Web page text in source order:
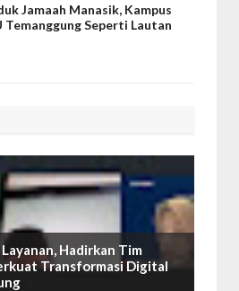
Jamaah Manasik, Kampus
Temanggung Seperti Lautan
Hadirkan Tim
Transformasi Digital